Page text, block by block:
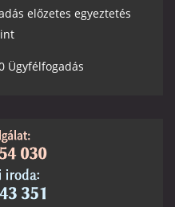
előzetes egyeztetés
Ügyfélfogadás